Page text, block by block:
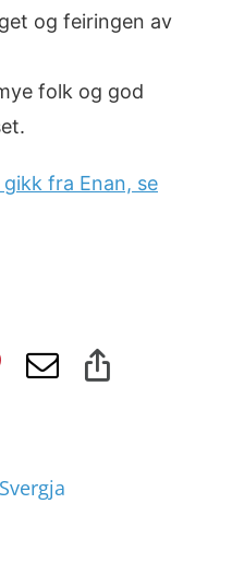
og feiringen av
folk og god
fra Enan, se
Pinterest
E-